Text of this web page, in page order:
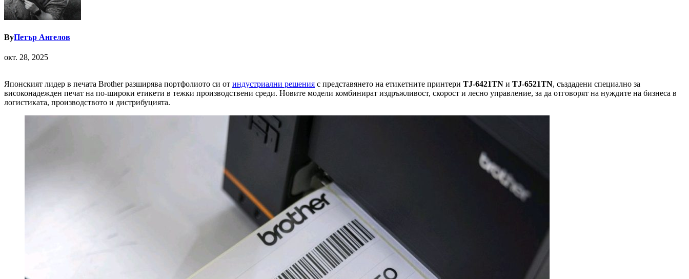
ByПетър Ангелов
окт. 28, 2025
Японският лидер в печата Brother разширява портфолиото си от индустриални решения с представянето на етикетните принтери TJ-6421TN и TJ-6521TN, създадени специално за
високонадежден печат на по-широки етикети в тежки производствени среди. Новите модели комбинират издръжливост, скорост и лесно управление, за да отговорят на нуждите на бизнеса в
логистиката, производството и дистрибуцията.